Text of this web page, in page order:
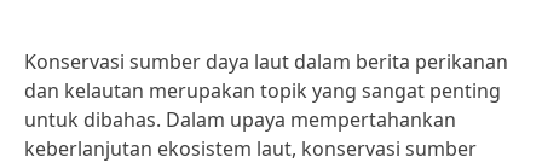
Konservasi sumber daya laut dalam berita perikanan
dan kelautan merupakan topik yang sangat penting
untuk dibahas. Dalam upaya mempertahankan
keberlanjutan ekosistem laut, konservasi sumber